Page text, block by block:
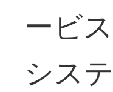
ービ
シス